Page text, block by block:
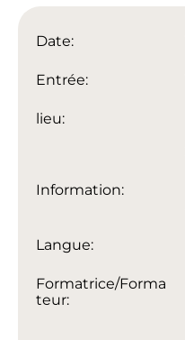
Date:
Entrée:
lieu:
Information:
Langue:
Formatrice/Forma
teur: